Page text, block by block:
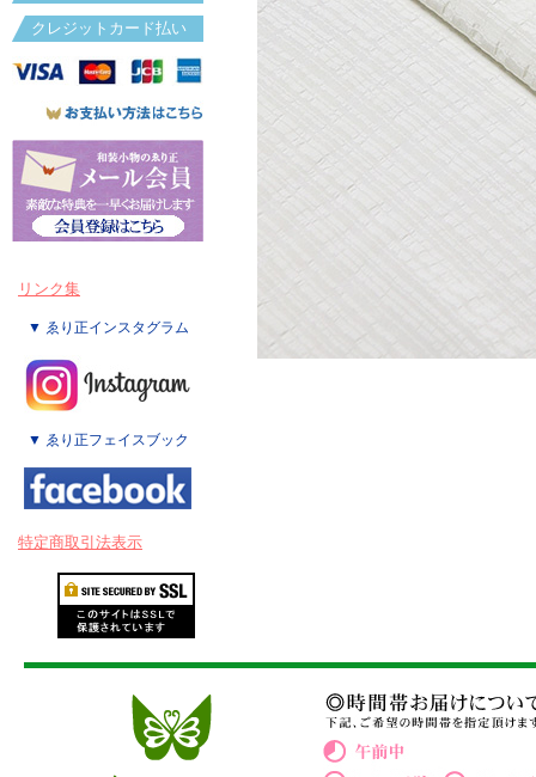
クレジットカード払い
リンク集
▼ ゑり正インスタグラム
▼ ゑり正フェイスブック
特定商取引法表示